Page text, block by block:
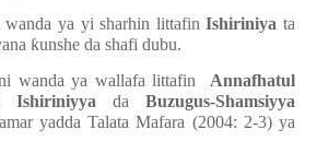
wanda ya yi sharhin littafinIshiriniya ta
ƙunshe da shafi dubu.
wanda ya wallafa littafin
Annafhatul
Ishiriniyya da Buzugus-Shamsiyya
yadda Talata Mafara (2004: 2-3) ya